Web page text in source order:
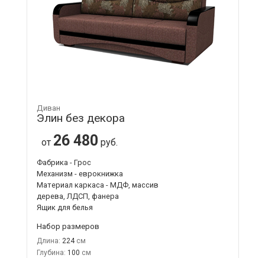
Диван
Элин без декора
от 26 480 руб.
Фабрика - Грос
Механизм - еврокнижка
Материал каркаса - МДФ, массив
дерева, ЛДСП, фанера
Ящик для белья
Набор размеров
Длина: 224
Глубина: 100